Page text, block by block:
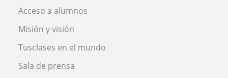
Acceso a alumnos
Misión y visión
Tusclases en el mundo
Sala de prensa